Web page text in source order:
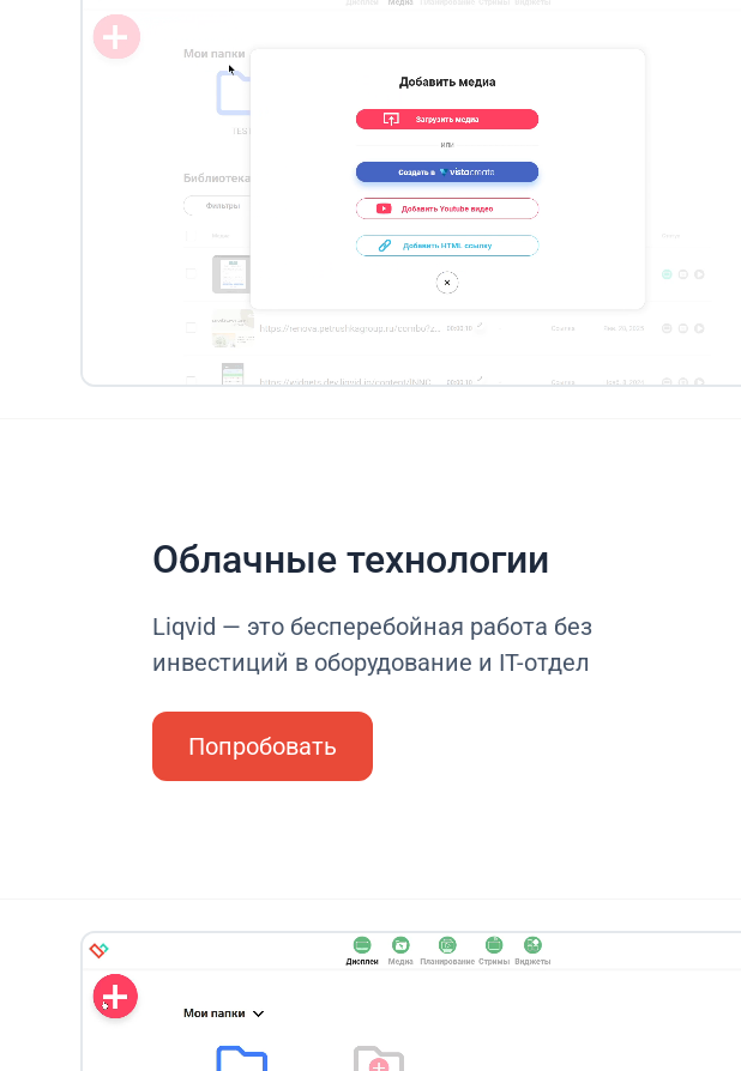
Облачные технологии
Liqvid — это бесперебойная работа без
инвестиций в оборудование и IT-отдел
Попробовать